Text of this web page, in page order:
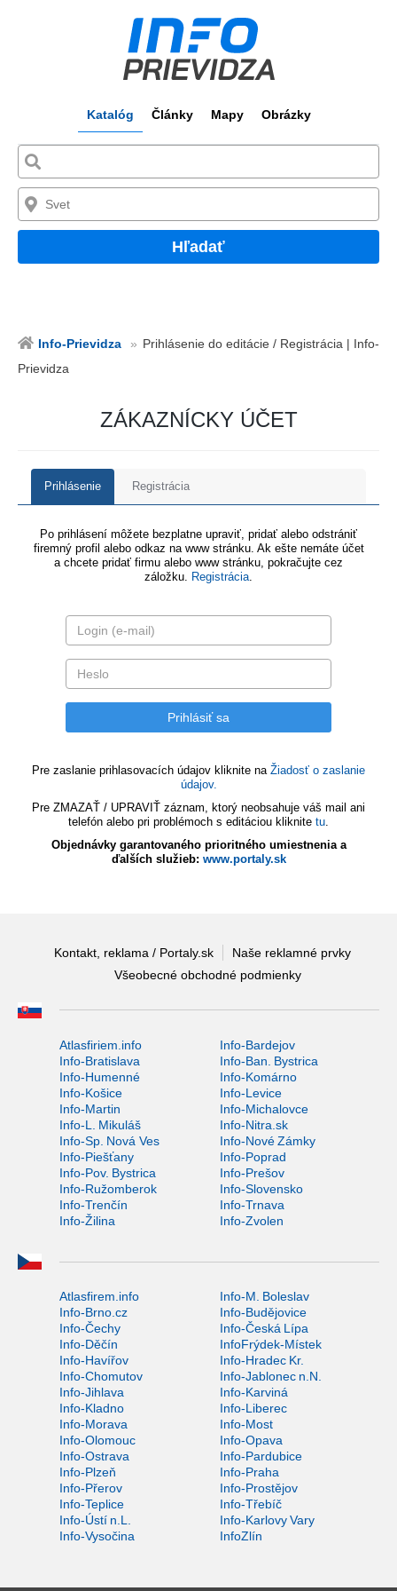
Katalóg Články Mapy Obrázky
Hľadať
Info-Prievidza
Prihlásenie do editácie / Registrácia | Info-
Prievidza
ZÁKAZNÍCKY ÚČET
Prihlásenie Registrácia
Po prihlásení môžete bezplatne upraviť, pridať alebo odstrániť
firemný profil alebo odkaz na www stránku. Ak ešte nemáte účet
a chcete pridať firmu alebo www stránku, pokračujte cez
záložku. Registrácia.
Pre zaslanie prihlasovacích údajov kliknite na Žiadosť o zaslanie
údajov.
Pre ZMAZAŤ / UPRAVIŤ záznam, ktorý neobsahuje váš mail ani
telefón alebo pri problémoch s editáciou kliknite tu.
Objednávky garantovaného prioritného umiestnenia a
ďalších služieb: www.portaly.sk
Kontakt, reklama / Portaly.sk
Naše reklamné prvky
Všeobecné obchodné podmienky
Atlasfiriem.info
Info-Bardejov
Info-Bratislava
Info-Ban. Bystrica
Info-Humenné
Info-Komárno
Info-Košice
Info-Levice
Info-Martin
Info-Michalovce
Info-L. Mikuláš
Info-Nitra.sk
Info-Sp. Nová Ves
Info-Nové Zámky
Info-Piešťany
Info-Poprad
Info-Pov. Bystrica
Info-Prešov
Info-Ružomberok
Info-Slovensko
Info-Trenčín
Info-Trnava
Info-Žilina
Info-Zvolen
Atlasfirem.info
Info-M. Boleslav
Info-Brno.cz
Info-Budějovice
Info-Čechy
Info-Česká Lípa
Info-Děčín
InfoFrýdek-Místek
Info-Havířov
Info-Hradec Kr.
Info-Chomutov
Info-Jablonec n.N.
Info-Jihlava
Info-Karviná
Info-Kladno
Info-Liberec
Info-Morava
Info-Most
Info-Olomouc
Info-Opava
Info-Ostrava
Info-Pardubice
Info-Plzeň
Info-Praha
Info-Přerov
Info-Prostějov
Info-Teplice
Info-Třebíč
Info-Ústí n.L.
Info-Karlovy Vary
Info-Vysočina
InfoZlín